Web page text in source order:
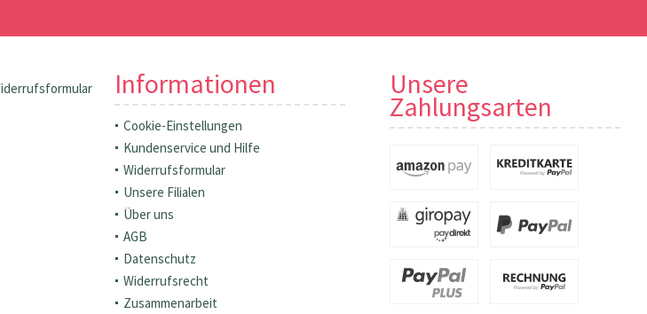
Informationen
Cookie-Einstellungen
Kundenservice und Hilfe
Widerrufsformular
Unsere Filialen
Über uns
AGB
Datenschutz
Widerrufsrecht
Zusammenarbeit
Unsere
Zahlungsarten